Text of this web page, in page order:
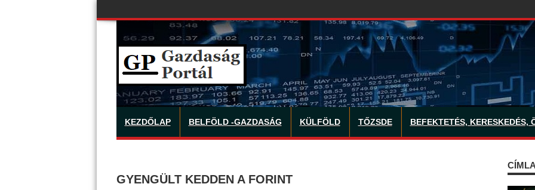
KEZDŐLAP BELFÖLD -GAZDASÁG KÜLFÖLD TŐZSDE BEFEKTETÉS, KERESKEDÉS,
GYENGÜLT KEDDEN A FORINT